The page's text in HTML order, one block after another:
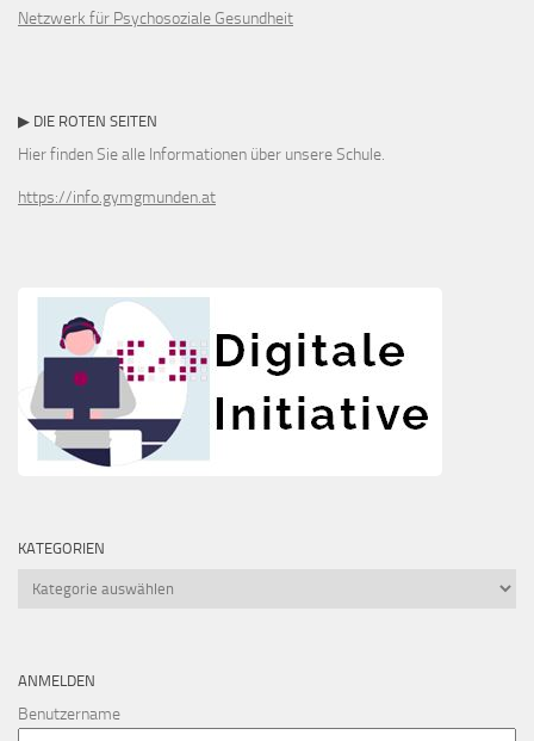
Netzwerk für Psychosoziale Gesundheit
▶ DIE ROTEN SEITEN
Hier finden Sie alle Informationen über unsere Schule.
https://info.gymgmunden.at
KATEGORIEN
Kategorien
ANMELDEN
Benutzername